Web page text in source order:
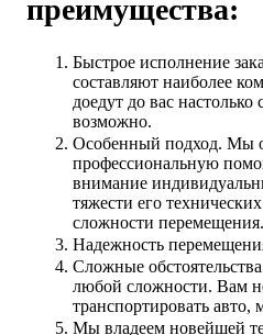
преимущества:
Быстрое исполнение
составляют наиболее
доедут до вас настолько
возможно.
Особенный подход. Мы
профессиональную
внимание
тяжести его
сложности перемещения.
Надежность
Сложные
любой сложности. Вам
транспортировать авто,
Мы владеем новейшей